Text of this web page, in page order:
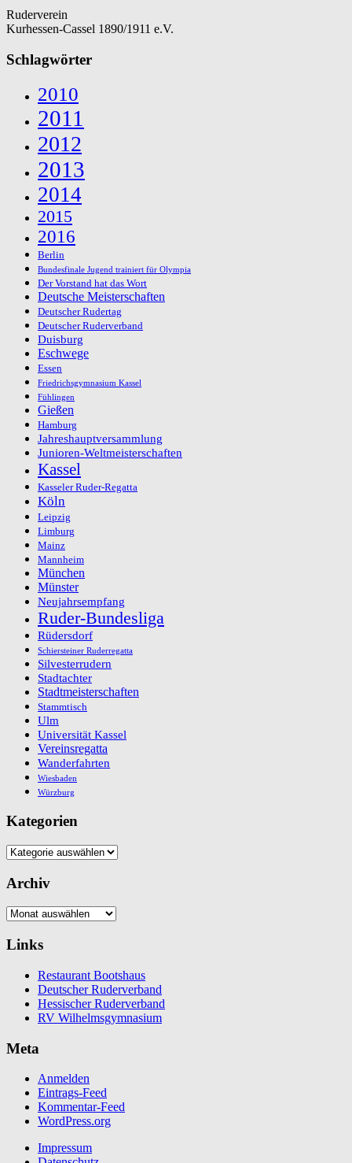
Ruderverein
Kurhessen-Cassel 1890/1911 e.V.
Schlagwörter
2010
2011
2012
2013
2014
2015
2016
Berlin
Bundesfinale Jugend trainiert für Olympia
Der Vorstand hat das Wort
Deutsche Meisterschaften
Deutscher Rudertag
Deutscher Ruderverband
Duisburg
Eschwege
Essen
Friedrichsgymnasium Kassel
Fühlingen
Gießen
Hamburg
Jahreshauptversammlung
Junioren-Weltmeisterschaften
Kassel
Kasseler Ruder-Regatta
Köln
Leipzig
Limburg
Mainz
Mannheim
München
Münster
Neujahrsempfang
Ruder-Bundesliga
Rüdersdorf
Schiersteiner Ruderregatta
Silvesterrudern
Stadtachter
Stadtmeisterschaften
Stammtisch
Ulm
Universität Kassel
Vereinsregatta
Wanderfahrten
Wiesbaden
Würzburg
Kategorien
Kategorien
Archiv
Archiv
Links
Restaurant Bootshaus
Deutscher Ruderverband
Hessischer Ruderverband
RV Wilhelmsgymnasium
Meta
Anmelden
Eintrags-Feed
Kommentar-Feed
WordPress.org
Impressum